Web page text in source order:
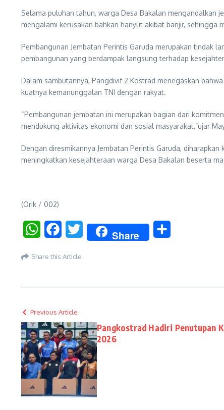
Selama puluhan tahun, warga Desa Bakalan mengandalkan
mengalami kerusakan bahkan hanyut akibat banjir,
Pembangunan Jembatan Perintis Garuda merupakan tindak
pembangunan yang berdampak langsung terhadap
Dalam sambutannya, Pangdivif 2 Kostrad menegaskan
kuatnya kemanunggalan TNI dengan rakyat.
“Pembangunan jembatan ini merupakan bagian dari
mendukung aktivitas ekonomi dan sosial masyarakat,”ujar
Dengan diresmikannya Jembatan Perintis Garuda,
meningkatkan kesejahteraan warga Desa Bakalan beserta
(Orik / 002)
WhatsAppFacebookTwitter Share
Share this Article
Previous Article
Pangkostrad Hadiri Penutupan
2026